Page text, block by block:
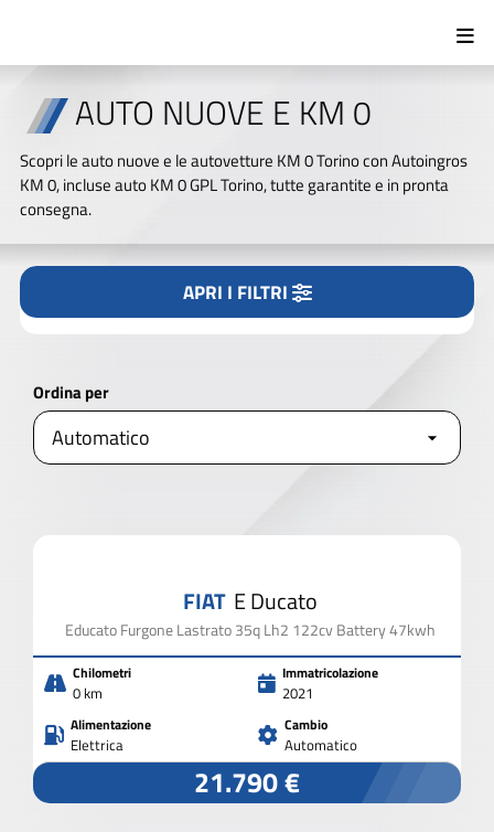
AUTO NUOVE E KM 0
Scopri le auto nuove e le autovetture KM 0 Torino con Autoingros
KM 0, incluse auto KM 0 GPL Torino, tutte garantite e in pronta
consegna.
APRI I FILTRI
Tutto Nuovo/KM0 Usato
Marca
Modello
Alimentazione
CHIUDI I FILTRI
Ordina per
FIAT E Ducato
Educato Furgone Lastrato 35q Lh2 122cv Battery 47kwh
Chilometri
0 km
Immatricolazione
2021
Alimentazione
Elettrica
Cambio
Automatico
21.790 €